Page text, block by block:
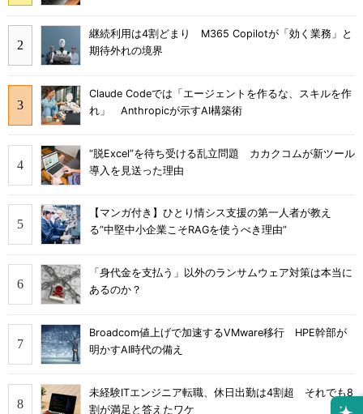
継続利用は4割どまり M365 Copilotが「効く業務」と
期待外れの境界
Claude Codeでは「エージェントを作るな、スキルを作
れ」 Anthropicが示すAI構築術
“脱Excel”を待ち受ける乱立問題 カカクコムが新ツール
導入を見送った理由
【マンガ付き】ひとり情シス支援の第一人者が教え
る”中堅中小企業こそRAGを使うべき理由”
「身代金を支払う」以外のランサムウェア対策は本当に
あるのか？
Broadcom値上げで加速するVMware移行 HPE幹部が
明かすAI時代の備え
未経験ITエンジニア転職、休日出勤は4割超 それでも8
割が満足と答えたワケ